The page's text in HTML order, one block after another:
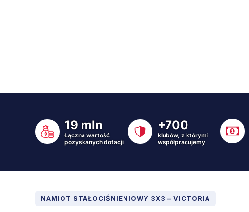
klubów, z którymi
współpracujemy
+700
Łączna wartość
pozyskanych dotacji
19 mln
NAMIOT STAŁOCIŚNIENIOWY 3X3 – VICTORIA